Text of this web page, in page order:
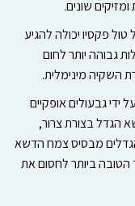
שונים.
פקסיו יכולה להגיע
גבוהה יותר לחום
השקיה מינימלית.
גבעולים אופקיים
הגדל בצורת צרור,
מבסיס צמח הדשא
ביותר לחסום את